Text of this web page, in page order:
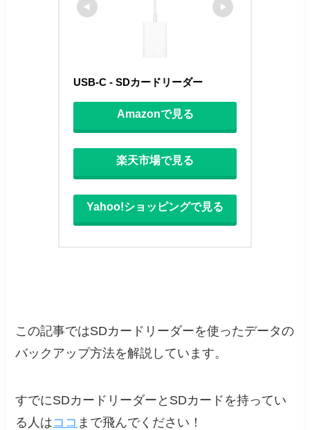
USB-C - SDカードリーダー
Amazonで見る
楽天市場で見る
Yahoo!ショッピングで見る
この記事ではSDカードリーダーを使ったデータの
バックアップ方法を解説しています。
すでにSDカードリーダーとSDカードを持ってい
る人はココ まで飛んでください！